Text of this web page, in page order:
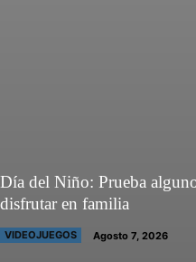
Día del Niño: Prueba
disfrutar en familia
VIDEOJUEGOS Agosto 7, 2026